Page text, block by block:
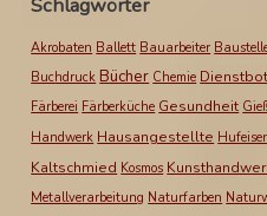
Schlagwörter
Akrobaten Ballett Bauarbeiter
Buchdruck Bücher Chemie
Färberei Färberküche Gesundheit
Handwerk Hausangestellte
Kaltschmied Kosmos
Metallverarbeitung Naturfarben